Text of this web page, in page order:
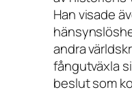
Han visade
andra
fångutväxla
beslut som